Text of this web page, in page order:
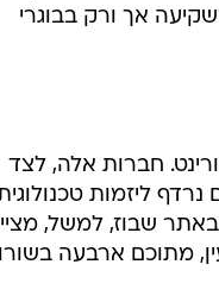
אך ורק בבוגרי
חברות אלה, לצד
ליזמות
שבוז, למשל,
מתוכם ארבעה